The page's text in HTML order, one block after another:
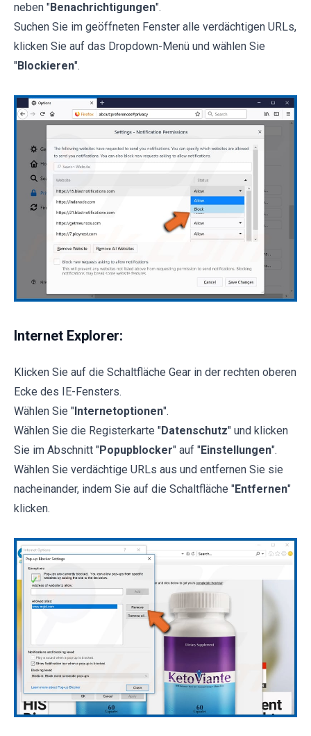
neben "Benachrichtigungen".
Suchen Sie im geöffneten Fenster alle verdächtigen URLs,
klicken Sie auf das Dropdown-Menü und wählen Sie
"Blockieren".
Internet Explorer:
Klicken Sie auf die Schaltfläche Gear in der rechten oberen
Ecke des IE-Fensters.
Wählen Sie " Internetoptionen".
Wählen Sie die Registerkarte "Datenschutz" und klicken
Sie im Abschnitt "Popupblocker" auf "Einstellungen".
Wählen Sie verdächtige URLs aus und entfernen Sie sie
nacheinander, indem Sie auf die Schaltfläche "Entfernen"
klicken.